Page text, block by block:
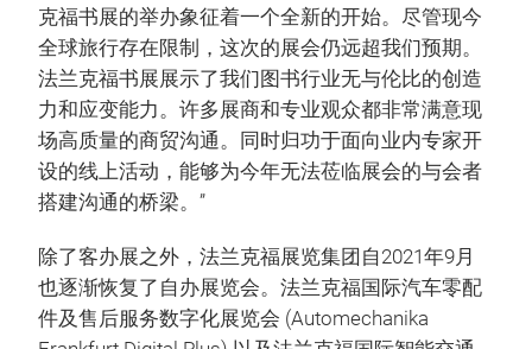
克福书展的举办象征着一个全新的开始。尽管现今
全球旅行存在限制，这次的展会仍远超我们预期。
法兰克福书展展示了我们图书行业无与伦比的创造
力和应变能力。许多展商和专业观众都非常满意现
场高质量的商贸沟通。同时归功于面向业内专家开
设的线上活动，能够为今年无法莅临展会的与会者
搭建沟通的桥梁。”
除了客办展之外，法兰克福展览集团自2021年9月
也逐渐恢复了自办展览会。法兰克福国际汽车零配
件及售后服务数字化展览会 (Automechanika